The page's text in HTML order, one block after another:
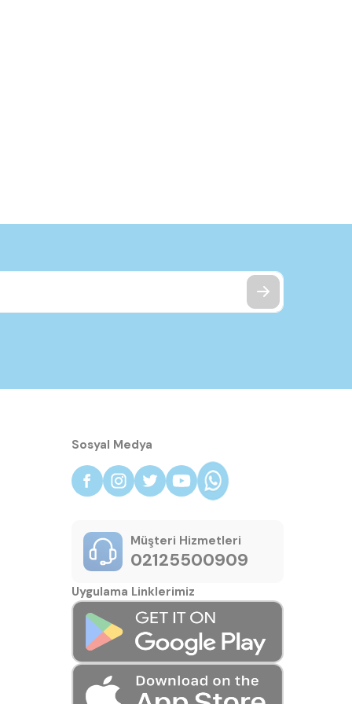
Sosyal Medya
Müşteri Hizmetleri
02125500909
Uygulama Linklerimiz